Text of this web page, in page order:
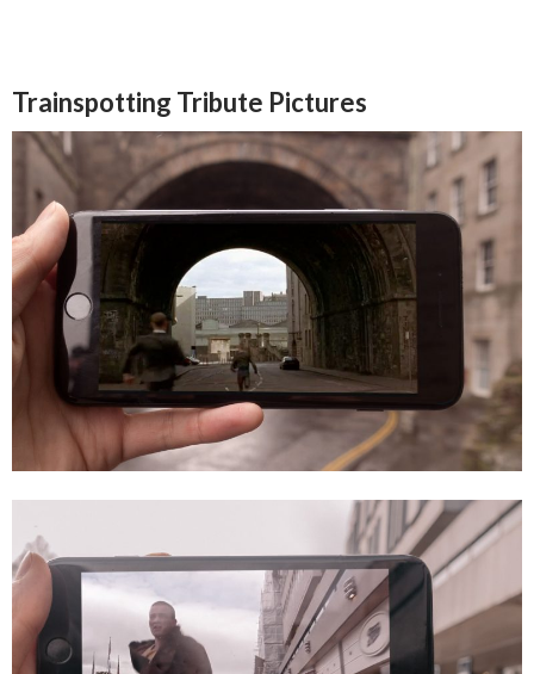
Trainspotting Tribute Pictures